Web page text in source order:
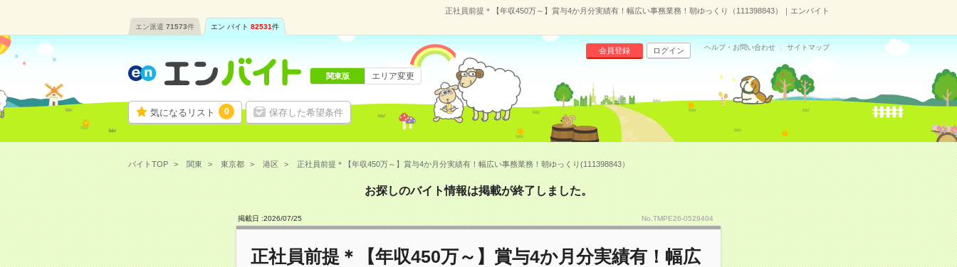
正社員前提＊【年収450万～】賞与4か月分実績有！幅広い事務業務！朝ゆっくり（111398843）｜エンバイト
エン派遣 71573件 エン バイト 82531件
気になるリスト 0 保存した希望条件
会員登録 ログイン ヘルプ・お問い合わせ サイトマップ
関東版 エリア変更
バイトTOP 関東 東京都 港区 正社員前提＊【年収450万～】賞与4か月分実績有！幅広い事務業務！朝ゆっくり(111398843）
お探しのバイト情報は掲載が終了しました。
掲載日 :2026/07/25 No.TMPE26-0529404
正社員前提＊【年収450万～】賞与4か月分実績有！幅広